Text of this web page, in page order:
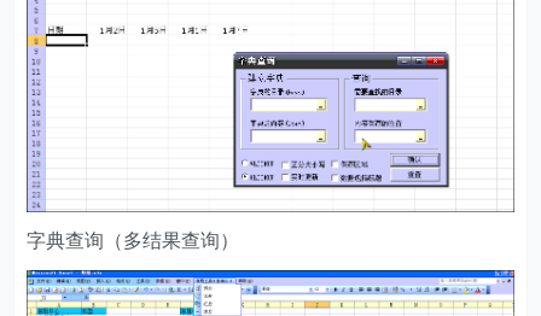
字典查询（多结果查询）